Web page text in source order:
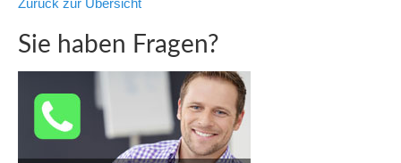
Kontakt
Zurück zur Übersicht
Sie haben Fragen?